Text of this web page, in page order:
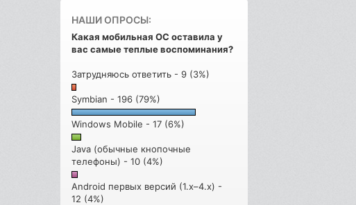
НАШИ ОПРОСЫ:
Какая мобильная ОС оставила у
вас самые теплые воспоминания?
Затрудняюсь ответить - 9 (3%)
Symbian - 196 (79%)
Windows Mobile - 17 (6%)
Java (обычные кнопочные
телефоны) - 10 (4%)
Android первых версий (1.x–4.x) -
12 (4%)